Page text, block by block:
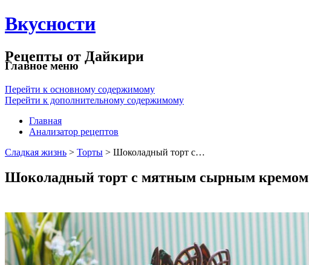
Вкусности
Рецепты от Дайкири
Главное меню
Перейти к основному содержимому
Перейти к дополнительному содержимому
Главная
Анализатор рецептов
Сладкая жизнь > Торты > Шоколадный торт с…
Шоколадный торт с мятным сырным кремом